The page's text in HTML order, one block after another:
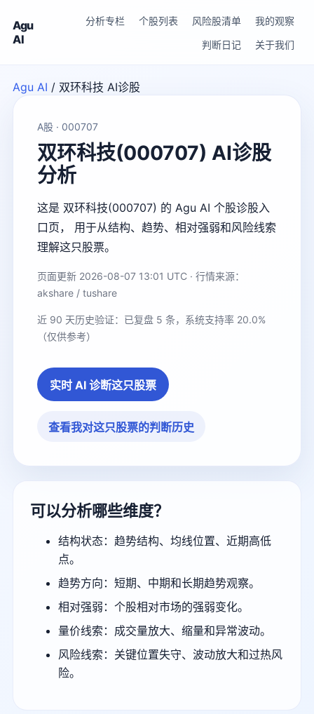
Agu
AI
分析专栏 个股列表 风险股清单
我的观察
判断日记
关于我们
Agu AI / 双环科技 AI诊股
A股 · 000707
双环科技(000707) AI诊股
分析
这是 双环科技(000707) 的 Agu AI 个股诊股入
口页， 用于从结构、趋势、相对强弱和风险线索
理解这只股票。
页面更新 2026-08-07 13:01 UTC · 行情来源：
akshare / tushare
近 90 天历史验证：已复盘 5 条，系统支持率 20.0%
（仅供参考）
实时 AI 诊断这只股票
查看我对这只股票的判断历史
可以分析哪些维度？
结构状态：趋势结构、均线位置、近期高低
点。
趋势方向：短期、中期和长期趋势观察。
相对强弱：个股相对市场的强弱变化。
量价线索：成交量放大、缩量和异常波动。
风险线索：关键位置失守、波动放大和过热风
险。